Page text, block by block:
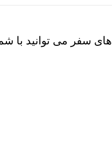
سفر می توانید با